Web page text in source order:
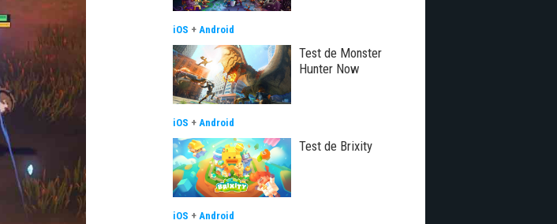
iOS + Android
Test de Monster
Hunter Now
iOS + Android
Test de Brixity
iOS + Android